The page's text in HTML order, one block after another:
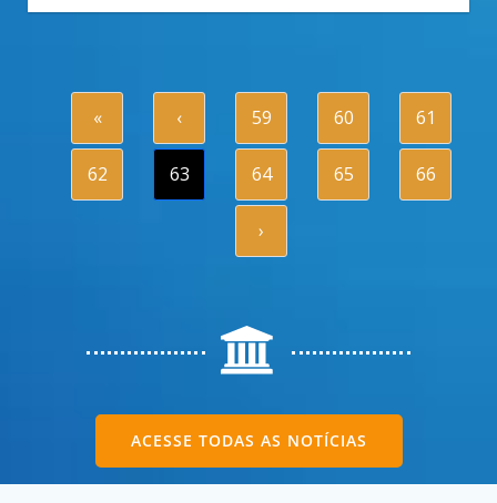
« ‹ 59 60 61
62 63 64 65 66
›
ACESSE TODAS AS NOTÍCIAS